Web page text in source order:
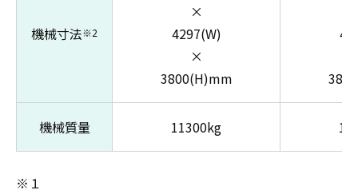
機械寸法※2
×
4297(W)
×
3800(H)mm
機械質量 11300kg
※１